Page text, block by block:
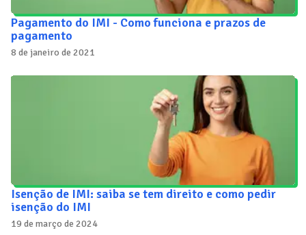
Pagamento do IMI - Como funciona e prazos de
pagamento
8 de janeiro de 2021
Isenção de IMI: saiba se tem direito e como pedir
isenção do IMI
19 de março de 2024